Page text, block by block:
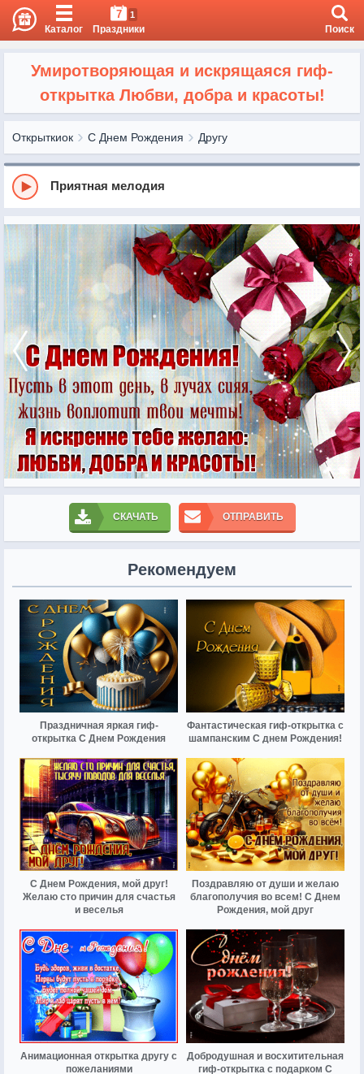
Каталог
7 1
Праздники Поиск
Умиротворяющая и искрящаяся гиф-
открытка Любви, добра и красоты!
Открыткиок С Днем Рождения Другу
Приятная мелодия
СКАЧАТЬ ОТПРАВИТЬ
Рекомендуем
Праздничная яркая гиф-
открытка С Днем Рождения
Фантастическая гиф-открытка с
шампанским С днем Рождения!
С Днем Рождения, мой друг!
Желаю сто причин для счастья
и веселья
Поздравляю от души и желаю
благополучия во всем! С Днем
Рождения, мой друг
Анимационная открытка другу с
пожеланиями
Добродушная и восхитительная
гиф-открытка с подарком С